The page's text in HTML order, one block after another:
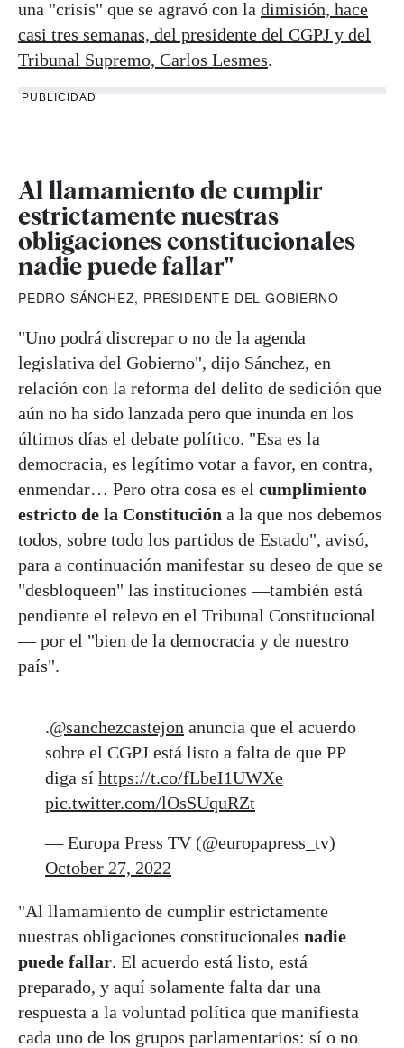
una "crisis" que se agravó con la dimisión, hace
casi tres semanas, del presidente del CGPJ y del
Tribunal Supremo, Carlos Lesmes.
PUBLICIDAD
Al llamamiento de cumplir
estrictamente nuestras
obligaciones constitucionales
nadie puede fallar"
PEDRO SÁNCHEZ, PRESIDENTE DEL GOBIERNO
"Uno podrá discrepar o no de la agenda
legislativa del Gobierno", dijo Sánchez, en
relación con la reforma del delito de sedición que
aún no ha sido lanzada pero que inunda en los
últimos días el debate político. "Esa es la
democracia, es legítimo votar a favor, en contra,
enmendar… Pero otra cosa es el cumplimiento
estricto de la Constitución a la que nos debemos
todos, sobre todo los partidos de Estado", avisó,
para a continuación manifestar su deseo de que se
"desbloqueen" las instituciones —también está
pendiente el relevo en el Tribunal Constitucional
— por el "bien de la democracia y de nuestro
país".
.@sanchezcastejon anuncia que el acuerdo
sobre el CGPJ está listo a falta de que PP
diga sí https://t.co/fLbeI1UWXe
pic.twitter.com/lOsSUquRZt
— Europa Press TV (@europapress_tv)
October 27, 2022
"Al llamamiento de cumplir estrictamente
nuestras obligaciones constitucionales nadie
puede fallar. El acuerdo está listo, está
preparado, y aquí solamente falta dar una
respuesta a la voluntad política que manifiesta
cada uno de los grupos parlamentarios: sí o no